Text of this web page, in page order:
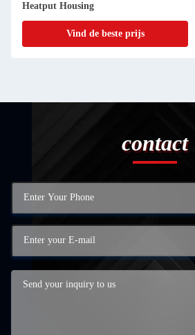
Op maat ontworpen warmteput voor
LED
Vind de beste prijs
contact